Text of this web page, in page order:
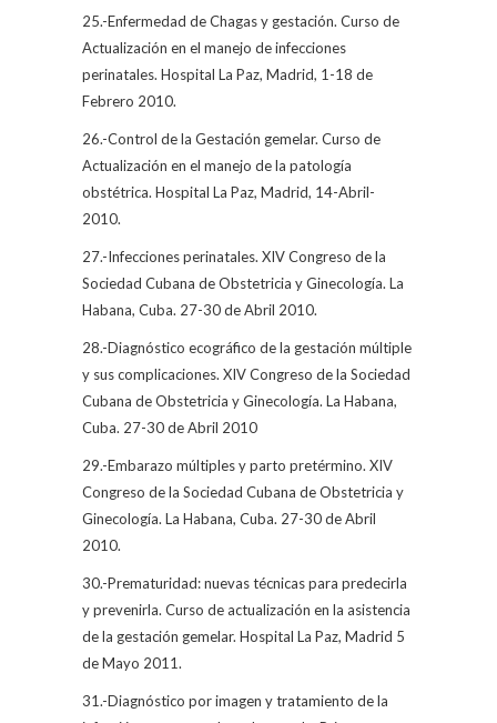
25.-Enfermedad de Chagas y gestación. Curso de
Actualización en el manejo de infecciones
perinatales. Hospital La Paz, Madrid, 1-18 de
Febrero 2010.
26.-Control de la Gestación gemelar. Curso de
Actualización en el manejo de la patología
obstétrica. Hospital La Paz, Madrid, 14-Abril-
2010.
27.-Infecciones perinatales. XIV Congreso de la
Sociedad Cubana de Obstetricia y Ginecología. La
Habana, Cuba. 27-30 de Abril 2010.
28.-Diagnóstico ecográfico de la gestación múltiple
y sus complicaciones. XIV Congreso de la Sociedad
Cubana de Obstetricia y Ginecología. La Habana,
Cuba. 27-30 de Abril 2010
29.-Embarazo múltiples y parto pretérmino. XIV
Congreso de la Sociedad Cubana de Obstetricia y
Ginecología. La Habana, Cuba. 27-30 de Abril
2010.
30.-Prematuridad: nuevas técnicas para predecirla
y prevenirla. Curso de actualización en la asistencia
de la gestación gemelar. Hospital La Paz, Madrid 5
de Mayo 2011.
31.-Diagnóstico por imagen y tratamiento de la